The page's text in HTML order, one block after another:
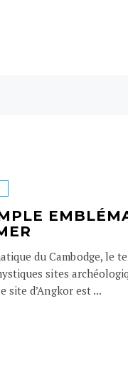
du Cambodge, le
sites
site d’Angkor est ...